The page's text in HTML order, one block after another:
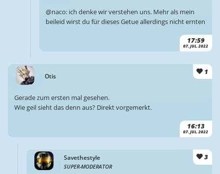
17:59
07. JUL. 2022
@naco: ich denke wir verstehen uns. Mehr als mein
beileid wirst du für dieses Getue allerdings nicht ernten
Otis
1
16:13
07. JUL. 2022
Gerade zum ersten mal gesehen.
Wie geil sieht das denn aus? Direkt vorgemerkt.
Savethestyle
SUPER-MODERATOR
3